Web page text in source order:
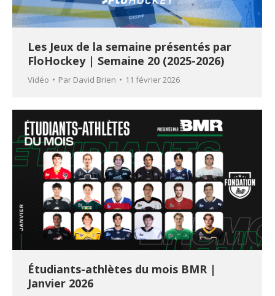
Les Jeux de la semaine présentés par
FloHockey | Semaine 20 (2025-2026)
Vidéo Par David Brien 11 février 2026
Étudiants-athlètes du mois BMR |
Janvier 2026